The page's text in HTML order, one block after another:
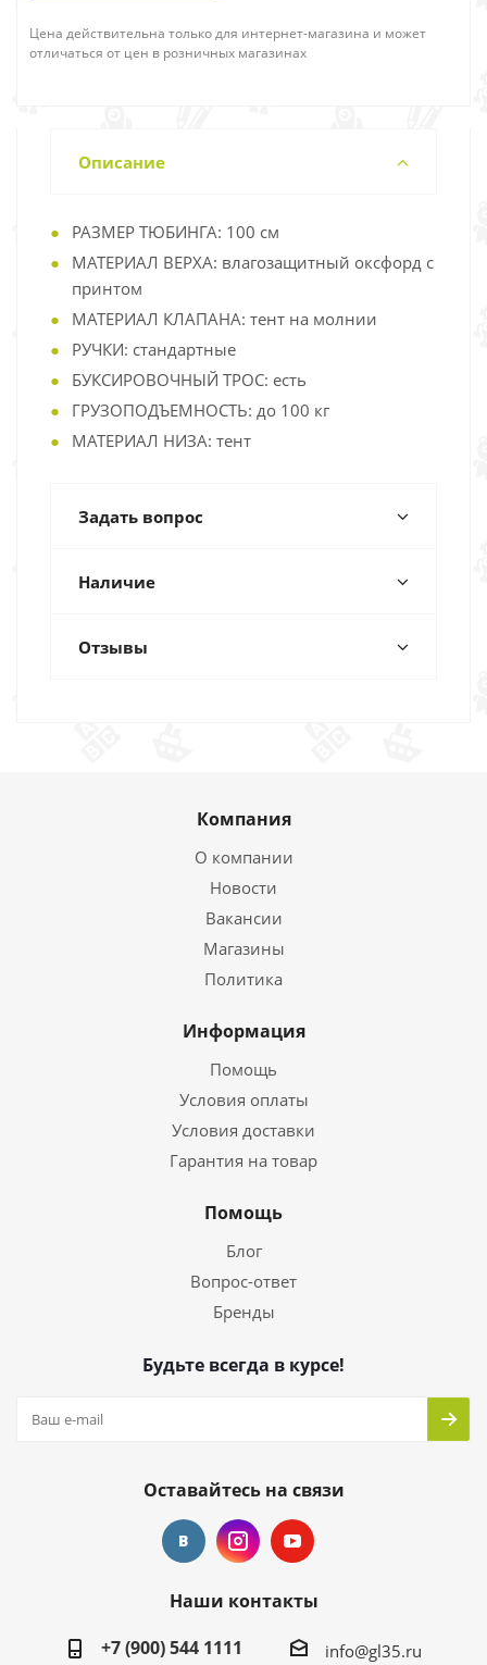
Цена действительна только для интернет-магазина и может
отличаться от цен в розничных магазинах
Описание
РАЗМЕР ТЮБИНГА: 100 см
МАТЕРИАЛ ВЕРХА: влагозащитный оксфорд с
принтом
МАТЕРИАЛ КЛАПАНА: тент на молнии
РУЧКИ: стандартные
БУКСИРОВОЧНЫЙ ТРОС: есть
ГРУЗОПОДЪЕМНОСТЬ: до 100 кг
МАТЕРИАЛ НИЗА: тент
Задать вопрос
Наличие
Отзывы
Компания
О компании
Новости
Вакансии
Магазины
Политика
Информация
Помощь
Условия оплаты
Условия доставки
Гарантия на товар
Помощь
Блог
Вопрос-ответ
Бренды
Будьте всегда в курсе!
Оставайтесь на связи
Наши контакты
+7 (900) 544 1111
info@gl35.ru